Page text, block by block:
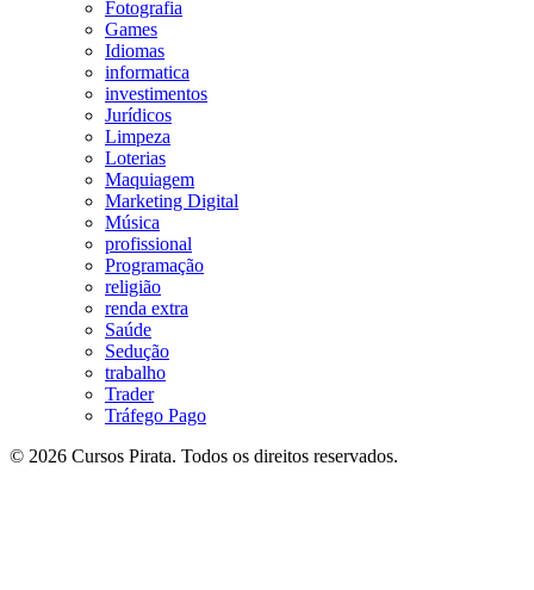
Fotografia
Games
Idiomas
informatica
investimentos
Jurídicos
Limpeza
Loterias
Maquiagem
Marketing Digital
Música
profissional
Programação
religião
renda extra
Saúde
Sedução
trabalho
Trader
Tráfego Pago
© 2026 Cursos Pirata. Todos os direitos reservados.